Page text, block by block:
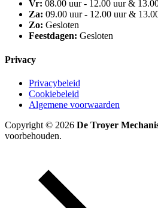
Vr: 08.00 uur - 12.00 uur &
Za: 09.00 uur - 12.00 uur &
Zo: Gesloten
Feestdagen: Gesloten
Privacy
Privacybeleid
Cookiebeleid
Algemene voorwaarden
Copyright © 2026 De Troyer
voorbehouden.